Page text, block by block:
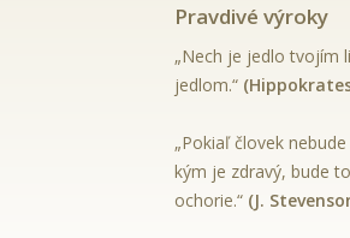
Pravdivé výroky
„Nech je jedlo tvojím
jedlom.“
„Pokiaľ človek
kým je zdravý, bude
ochorie.“ (J.